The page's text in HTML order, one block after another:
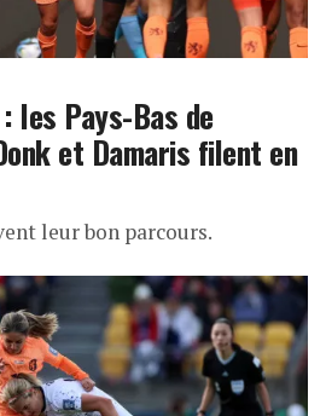
les Pays-Bas de
et Damaris filent en
leur bon parcours.